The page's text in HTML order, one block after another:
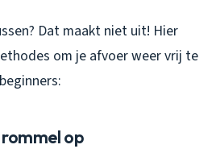
Dat maakt niet uit! Hier
om je afvoer weer vrij te
op